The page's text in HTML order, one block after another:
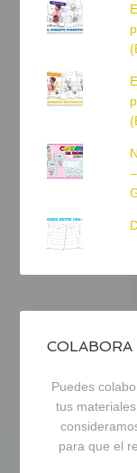
Puedes
tus
para que el